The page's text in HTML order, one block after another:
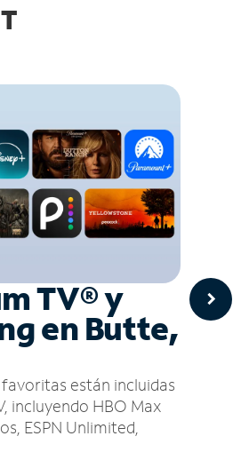
TV® y
en Butte,
están incluidas
incluyendo HBO Max
ESPN Unlimited,